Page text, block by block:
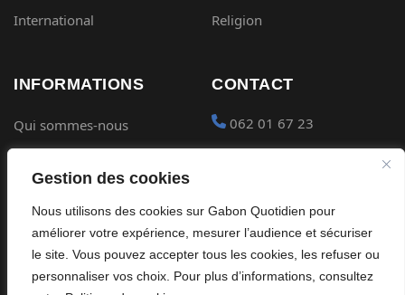
Gestion des cookies
Nous utilisons des cookies sur Gabon Quotidien pour
améliorer votre expérience, mesurer l’audience et sécuriser
le site. Vous pouvez accepter tous les cookies, les refuser ou
personnaliser vos choix. Pour plus d’informations, consultez
International
Religion
INFORMATIONS
Qui sommes-nous
Confidentialité
Cookies
CONTACT
062 01 67 23
Placer une Pub
Devenir partenaire